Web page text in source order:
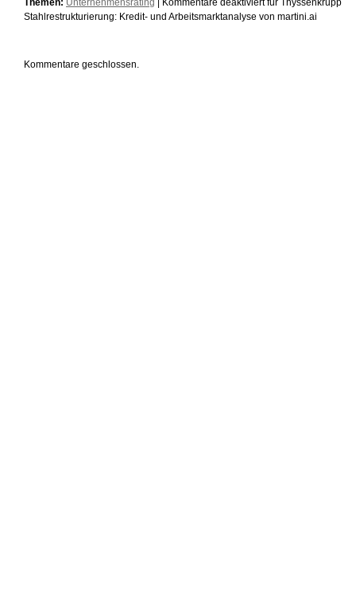
Themen: Unternehmensrating Kommentare deaktiviertfür Thyssenkrupp
Stahlrestrukturierung: Kredit- und Arbeitsmarktanalyse von martini.ai
Kommentare geschlossen.